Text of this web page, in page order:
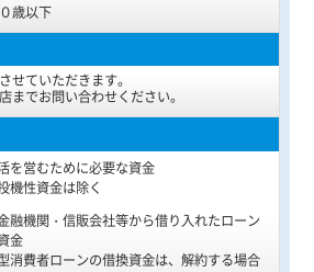
歳以下
せていただきます。
までお問い合わせください。
を営むために必要な資金
機性資金は除く
融機関・信販会社等から借り入れたローン
金
消費者ローンの借換資金は、解約する場合